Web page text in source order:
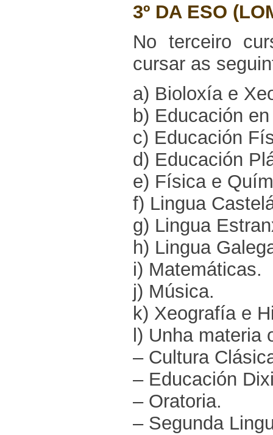
3º DA ESO
No terceiro
cursar as
a) Bioloxía e
b) Educación
c) Educación
d) Educación
e) Física e
f) Lingua
g) Lingua
h) Lingua
i) Matemáticas.
j) Música.
k) Xeografía e
l) Unha materia
– Cultura
– Educación
– Oratoria.
– Segunda